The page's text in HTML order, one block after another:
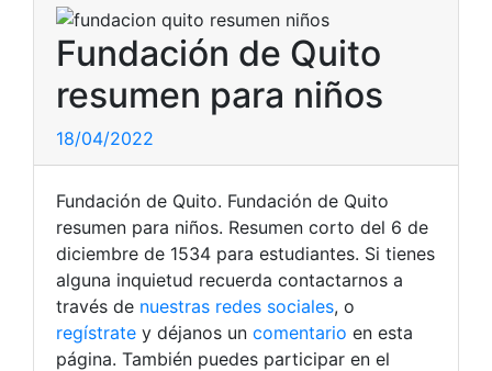
Fundación de Quito
resumen para niños
18/04/2022
Fundación de Quito. Fundación de Quito
resumen para niños. Resumen corto del 6 de
diciembre de 1534 para estudiantes. Si tienes
alguna inquietud recuerda contactarnos a
través de nuestras redes sociales, o
regístrate y déjanos un comentario en esta
página. También puedes participar en el